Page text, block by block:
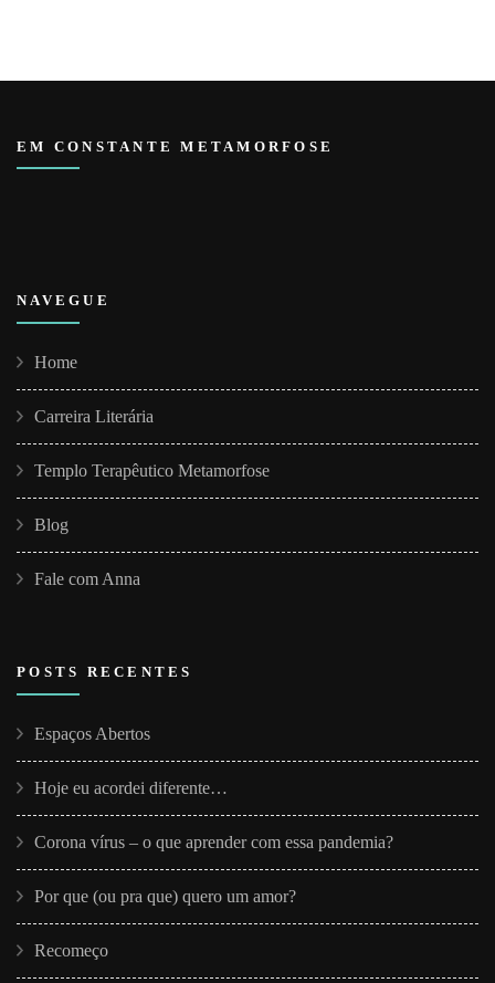
EM CONSTANTE METAMORFOSE
NAVEGUE
Home
Carreira Literária
Templo Terapêutico Metamorfose
Blog
Fale com Anna
POSTS RECENTES
Espaços Abertos
Hoje eu acordei diferente…
Corona vírus – o que aprender com essa pandemia?
Por que (ou pra que) quero um amor?
Recomeço